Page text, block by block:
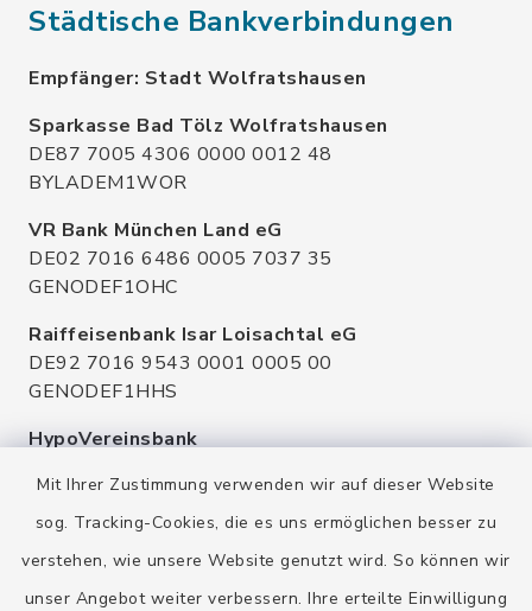
Mit Ihrer Zustimmung verwenden wir auf dieser Website
sog. Tracking-Cookies, die es uns ermöglichen besser zu
verstehen, wie unsere Website genutzt wird. So können wir
unser Angebot weiter verbessern. Ihre erteilte Einwilligung
Städtische Bankverbindungen
Empfänger: Stadt Wolfratshausen
Sparkasse Bad Tölz Wolfratshausen
DE87 7005 4306 0000 0012 48
BYLADEM1WOR
VR Bank München Land eG
DE02 7016 6486 0005 7037 35
GENODEF1OHC
Raiffeisenbank Isar Loisachtal eG
DE92 7016 9543 0001 0005 00
GENODEF1HHS
HypoVereinsbank
HYVEDEMMXXX